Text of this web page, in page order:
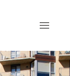
EN